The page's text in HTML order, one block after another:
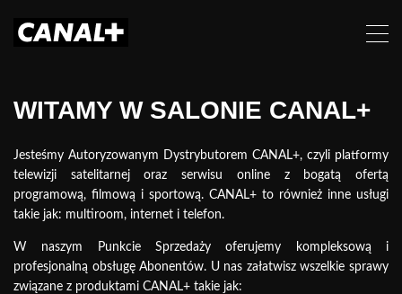
WITAMY W SALONIE CANAL+
Jesteśmy Autoryzowanym Dystrybutorem CANAL+, czyli platformy
telewizji satelitarnej oraz serwisu online z bogatą ofertą
programową, filmową i sportową. CANAL+ to również inne usługi
takie jak: multiroom, internet i telefon.
W naszym Punkcie Sprzedaży oferujemy kompleksową i
profesjonalną obsługę Abonentów. U nas załatwisz wszelkie sprawy
związane z produktami CANAL+ takie jak: